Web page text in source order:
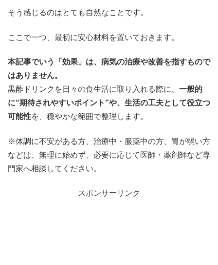
そう感じるのはとても自然なことです。
ここで一つ、最初に安心材料を置いておきます。
本記事でいう「効果」は、病気の治療や改善を指すもので
はありません。
黒酢ドリンクを日々の食生活に取り入れる際に、 一般的
に“期待されやすいポイント”や、生活の工夫として役立つ
可能性を、穏やかな範囲で整理します。
※体調に不安がある方、治療中・服薬中の方、胃が弱い方
などは、無理に始めず、必要に応じて医師・薬剤師など専
門家へ相談してください。
スポンサーリンク